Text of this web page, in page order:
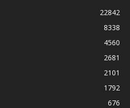
22842
8338
4560
2681
2101
1792
676